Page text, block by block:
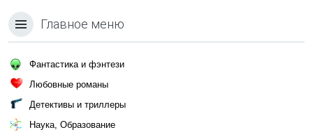
Главное меню
Фантастика и фэнтези
Любовные романы
Детективы и триллеры
Наука, Образование